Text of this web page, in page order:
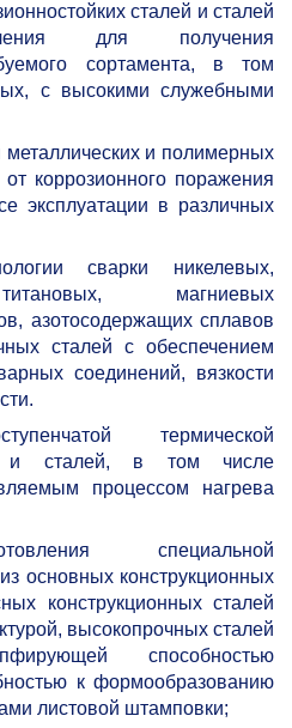
сталей и сталей
для получения
сортамента, в том
с высокими служебными
металлических и полимерных
коррозионного поражения
эксплуатации в различных
сварки никелевых,
магниевых
азотосодержащих сплавов
сталей с обеспечением
соединений, вязкости
термической
и сталей, в том числе
процессом нагрева
специальной
основных конструкционных
конструкционных сталей
высокопрочных сталей
способностью
к формообразованию
листовой штамповки;